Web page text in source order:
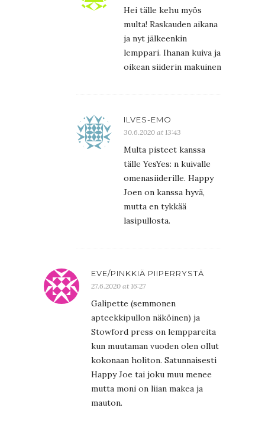
Hei tälle kehu myös
multa! Raskauden aikana
ja nyt jälkeenkin
lemppari. Ihanan kuiva ja
oikean siiderin makuinen
ILVES-EMO
30.6.2020 at 13:43
Multa pisteet kanssa
tälle YesYes: n kuivalle
omenasiiderille. Happy
Joen on kanssa hyvä,
mutta en tykkää
lasipullosta.
EVE/PINKKIÄ PIIPERRYSTÄ
27.6.2020 at 16:27
Galipette (semmonen
apteekkipullon näköinen) ja
Stowford press on lemppareita
kun muutaman vuoden olen ollut
kokonaan holiton. Satunnaisesti
Happy Joe tai joku muu menee
mutta moni on liian makea ja
mauton.